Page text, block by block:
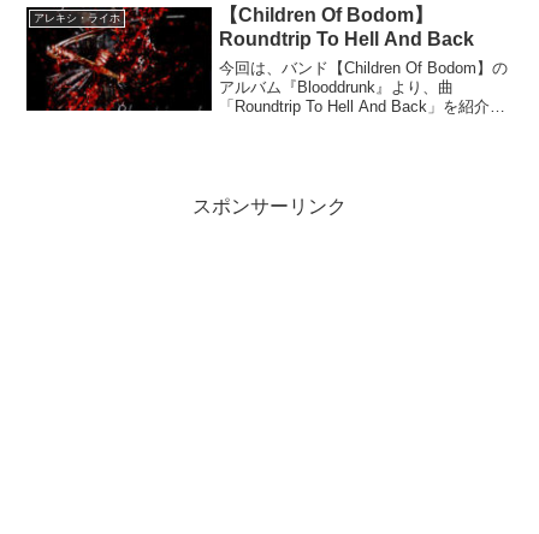
なる程で...
アレキシ・ライホ
【Children Of Bodom】
Roundtrip To Hell And Back
今回は、バンド【Children Of Bodom】の
アルバム『Blooddrunk』より、曲
「Roundtrip To Hell And Back」を紹介さ
スポンサーリンク